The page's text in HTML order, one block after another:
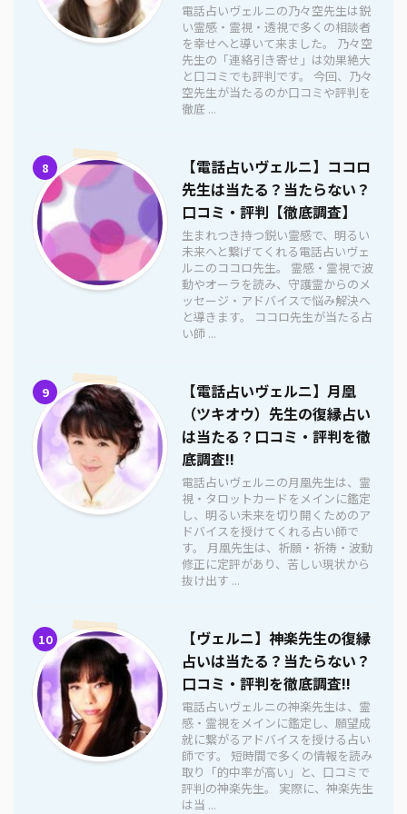
電話占いヴェルニの乃々空先生は鋭
い霊感・霊視・透視で多くの相談者
を幸せへと導いて来ました。 乃々空
先生の「連絡引き寄せ」は効果絶大
と口コミでも評判です。 今回、乃々
空先生が当たるのか口コミや評判を
徹底 ...
8
【電話占いヴェルニ】ココロ
先生は当たる？当たらない？
口コミ・評判【徹底調査】
生まれつき持つ鋭い霊感で、明るい
未来へと繋げてくれる電話占いヴェ
ルニのココロ先生。 霊感・霊視で波
動やオーラを読み、守護霊からのメ
ッセージ・アドバイスで悩み解決へ
と導きます。 ココロ先生が当たる占
い師 ...
9
【電話占いヴェルニ】月凰
（ツキオウ）先生の復縁占い
は当たる？口コミ・評判を徹
底調査!!
電話占いヴェルニの月凰先生は、霊
視・タロットカードをメインに鑑定
し、明るい未来を切り開くためのア
ドバイスを授けてくれる占い師で
す。 月凰先生は、祈願・祈祷・波動
修正に定評があり、苦しい現状から
抜け出す ...
10
【ヴェルニ】神楽先生の復縁
占いは当たる？当たらない？
口コミ・評判を徹底調査!!
電話占いヴェルニの神楽先生は、霊
感・霊視をメインに鑑定し、願望成
就に繋がるアドバイスを授ける占い
師です。 短時間で多くの情報を読み
取り「的中率が高い」と、口コミで
評判の神楽先生。 実際に、神楽先生
は当 ...